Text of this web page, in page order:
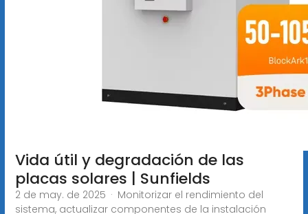
Vida útil y degradación de las
placas solares | Sunfields
2 de may. de 2025 · Monitorizar el rendimiento del
sistema, actualizar componentes de la instalación